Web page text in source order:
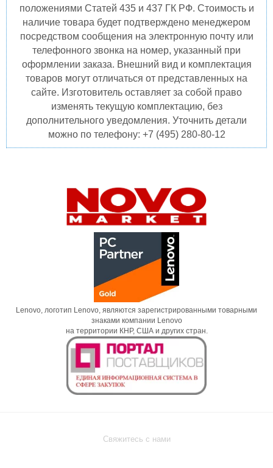
положениями Статей 435 и 437 ГК РФ. Стоимость и
наличие товара будет подтверждено менеджером
посредством сообщения на электронную почту или
телефонного звонка на номер, указанный при
оформлении заказа. Внешний вид и комплектация
товаров могут отличаться от представленных на
сайте. Изготовитель оставляет за собой право
изменять текущую комплектацию, без
дополнительного уведомления. Уточнить детали
можно по телефону: +7 (495) 280-80-12
Lenovo, логотип Lenovo, являются зарегистрированными товарными
знаками компании Lenovo
на территории КНР, США и других стран.
Свяжитесь с нами